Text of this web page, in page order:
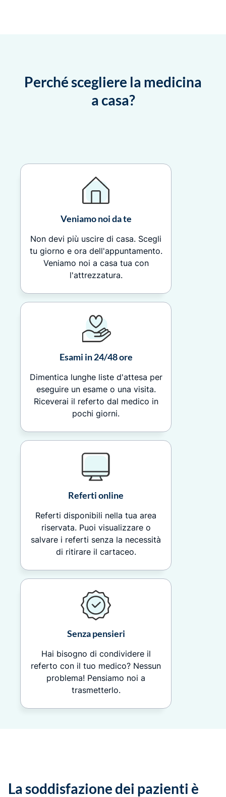
Perché scegliere la medicina
a casa?
Veniamo noi da te
Non devi più uscire di casa. Scegli
tu giorno e ora dell'appuntamento.
Veniamo noi a casa tua con
l'attrezzatura.
Esami in 24/48 ore
Dimentica lunghe liste d'attesa per
eseguire un esame o una visita.
Riceverai il referto dal medico in
pochi giorni.
Referti online
Referti disponibili nella tua area
riservata. Puoi visualizzare o
salvare i referti senza la necessità
di ritirare il cartaceo.
Senza pensieri
Hai bisogno di condividere il
referto con il tuo medico? Nessun
problema! Pensiamo noi a
trasmetterlo.
La soddisfazione dei pazienti è